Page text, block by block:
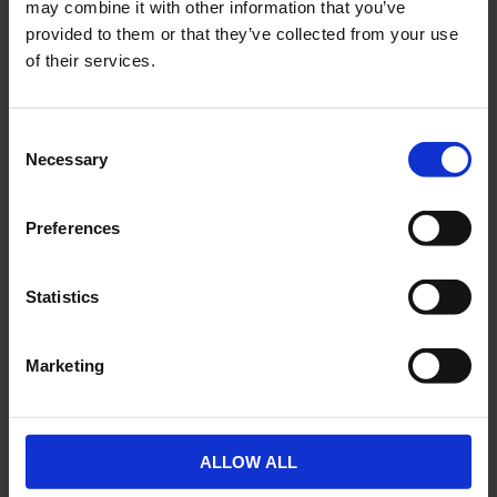
may combine it with other information that you’ve
provided to them or that they’ve collected from your use
of their services.
Necessary
Preferences
Statistics
Marketing
ALLOW ALL
Puch Maxi mfl 1 par 9/16"
Union Universal 1 par
Lägg